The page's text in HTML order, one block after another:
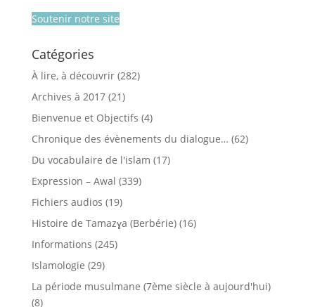
Soutenir notre site
Catégories
À lire, à découvrir(282)
Archives à 2017(21)
Bienvenue et Objectifs (4)
Chronique des évènements du dialogue… (62)
Du vocabulaire de l'islam (17)
Expression – Awal (339)
Fichiers audios (19)
Histoire de Tamazɣa (Berbérie)(16)
Informations (245)
Islamologie (29)
La période musulmane (7ème siècle à aujourd'hui)
(8)